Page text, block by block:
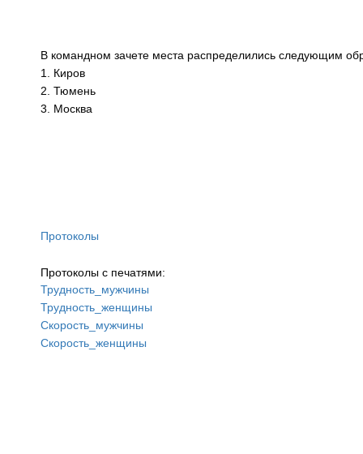
В командном зачете места распределились следующим
1. Киров
2. Тюмень
3. Москва
Протоколы
Протоколы с печатями:
Трудность_мужчины
Трудность_женщины
Скорость_мужчины
Скорость_женщины